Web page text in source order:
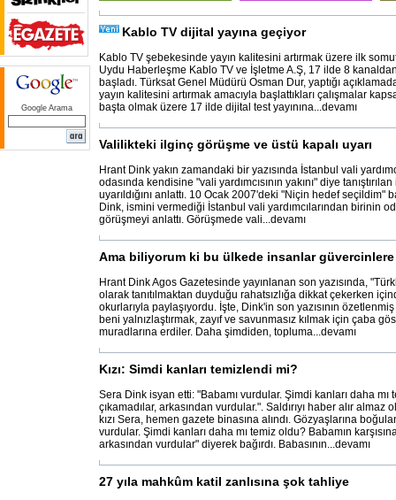
Google Arama
Kablo TV dijital yayına geçiyor
Kablo TV şebekesinde yayın kalitesini artırmak üzere ilk somut
Uydu Haberleşme Kablo TV ve İşletme A.Ş, 17 ilde 8
başladı. Türksat Genel Müdürü Osman Dur, yaptığı
yayın kalitesini artırmak amacıyla başlattıkları çalışmalar
başta olmak üzere 17 ilde dijital test yayınına...devamı
Valilikteki ilginç görüşme ve üstü kapalı uyarı
Hrant Dink yakın zamandaki bir yazısında İstanbul vali
odasında kendisine "vali yardımcısının yakını" diye
uyarıldığını anlattı. 10 Ocak 2007'deki "Niçin hedef seçildim"
Dink, ismini vermediği İstanbul vali yardımcılarından birinin
görüşmeyi anlattı. Görüşmede vali...devamı
Ama biliyorum ki bu ülkede insanlar
Hrant Dink Agos Gazetesinde yayınlanan son yazısında,
olarak tanıtılmaktan duyduğu rahatsızlığa dikkat çekerken
okurlarıyla paylaşıyordu. İşte, Dink'in son yazısının
beni yalnızlaştırmak, zayıf ve savunmasız kılmak için çaba
muradlarına erdiler. Daha şimdiden, topluma...devamı
Kızı: Simdi kanları temizlendi mi?
Sera Dink isyan etti: "Babamı vurdular. Şimdi kanları daha mı
çıkamadılar, arkasından vurdular.". Saldırıyı haber alır
kızı Sera, hemen gazete binasına alındı. Gözyaşlarına
vurdular. Şimdi kanları daha mı temiz oldu? Babamın
arkasından vurdular" diyerek bağırdı. Babasının...devamı
27 yıla mahkûm katil zanlısına şok tahliye